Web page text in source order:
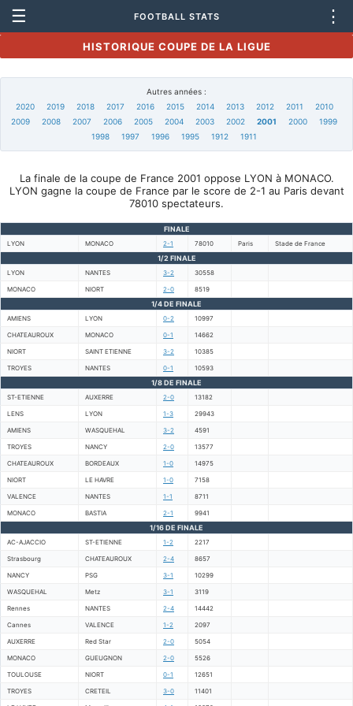
☰ FOOTBALL STATS ⋮
HISTORIQUE COUPE DE LA LIGUE
Autres années :
2020
2019 2018 2017 2016 2015 2014 2013 2012 2011
2010
2009
2008 2007 2006 2005 2004 2003 2002 2001 2000
1999
1998
1997 1996 1995 1912 1911
La finale de la coupe de France 2001 oppose LYON à MONACO.
LYON gagne la coupe de France par le score de 2-1 au Paris devant
78010 spectateurs.
FINALE
LYON MONACO 2-1 78010 Paris Stade de France
1/2 FINALE
LYON NANTES 3-2 30558
MONACO NIORT 2-0 8519
1/4 DE FINALE
AMIENS LYON 0-2 10997
CHATEAUROUX MONACO 0-1 14662
NIORT SAINT ETIENNE 3-2 10385
TROYES NANTES 0-1 10593
1/8 DE FINALE
ST-ETIENNE AUXERRE 2-0 13182
LENS LYON 1-3 29943
AMIENS WASQUEHAL 3-2 4591
TROYES NANCY 2-0 13577
CHATEAUROUX BORDEAUX 1-0 14975
NIORT LE HAVRE 1-0 7158
VALENCE NANTES 1-1 8711
MONACO BASTIA 2-1 9941
1/16 DE FINALE
AC-AJACCIO ST-ETIENNE 1-2 2217
Strasbourg CHATEAUROUX 2-4 8657
NANCY PSG 3-1 10299
WASQUEHAL Metz 3-1 3119
Rennes NANTES 2-4 14442
Cannes VALENCE 1-2 2097
AUXERRE Red Star 2-0 5054
MONACO GUEUGNON 2-0 5526
TOULOUSE NIORT 0-1 12651
TROYES CRETEIL 3-0 11401